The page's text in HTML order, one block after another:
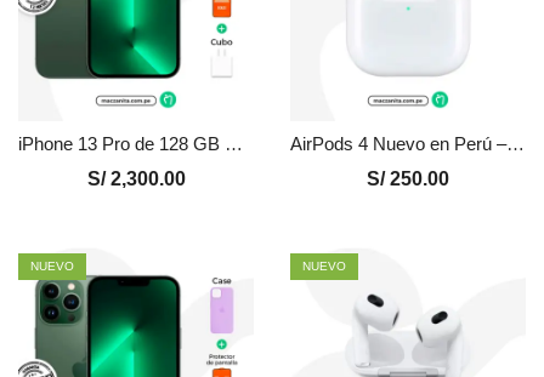
iPhone 13 Pro de 128 GB Seminuevo en Perú | Verde, Precio y Garantía
S/2,300.00
NUEVO
AirPods 4 Nuevo en Perú – Certificado
S/250.00
NUEVO